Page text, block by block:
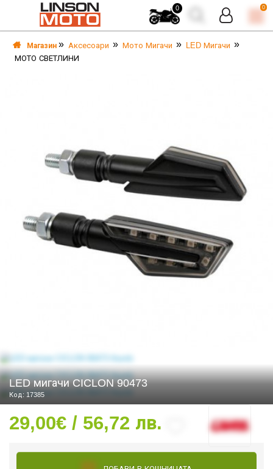
0 0
Магазин Аксесоари Мото Мигачи
LED Мигачи
МОТО СВЕТЛИНИ
LED мигачи CICLON 90473
Код: 17385
29,00€ / 56,72 лв.